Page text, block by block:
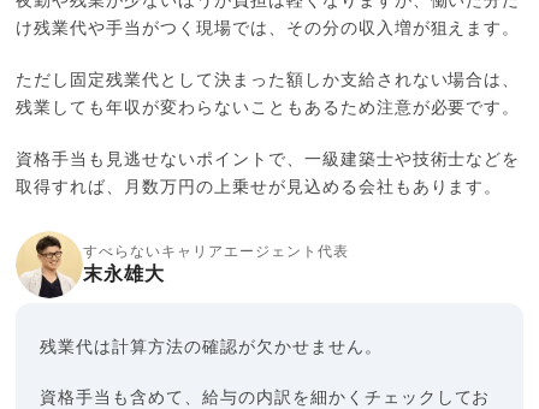
け残業代や手当がつく現場では、その分の収入増が狙えます。
ただし固定残業代として決まった額しか支給されない場合は、
残業しても年収が変わらないこともあるため注意が必要です。
資格手当も見逃せないポイントで、一級建築士や技術士などを
取得すれば、月数万円の上乗せが見込める会社もあります。
すべらないキャリアエージェント代表
末永雄大
残業代は計算方法の確認が欠かせません。
資格手当も含めて、給与の内訳を細かくチェックしてお